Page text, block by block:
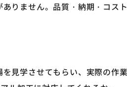
りません。品質・納期・コス
見学させてもらい、実際の作